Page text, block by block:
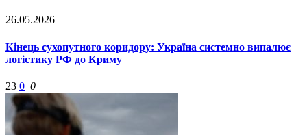
26.05.2026
Кінець сухопутного коридору: Україна системно випалює
логістику РФ до Криму
23 0 0